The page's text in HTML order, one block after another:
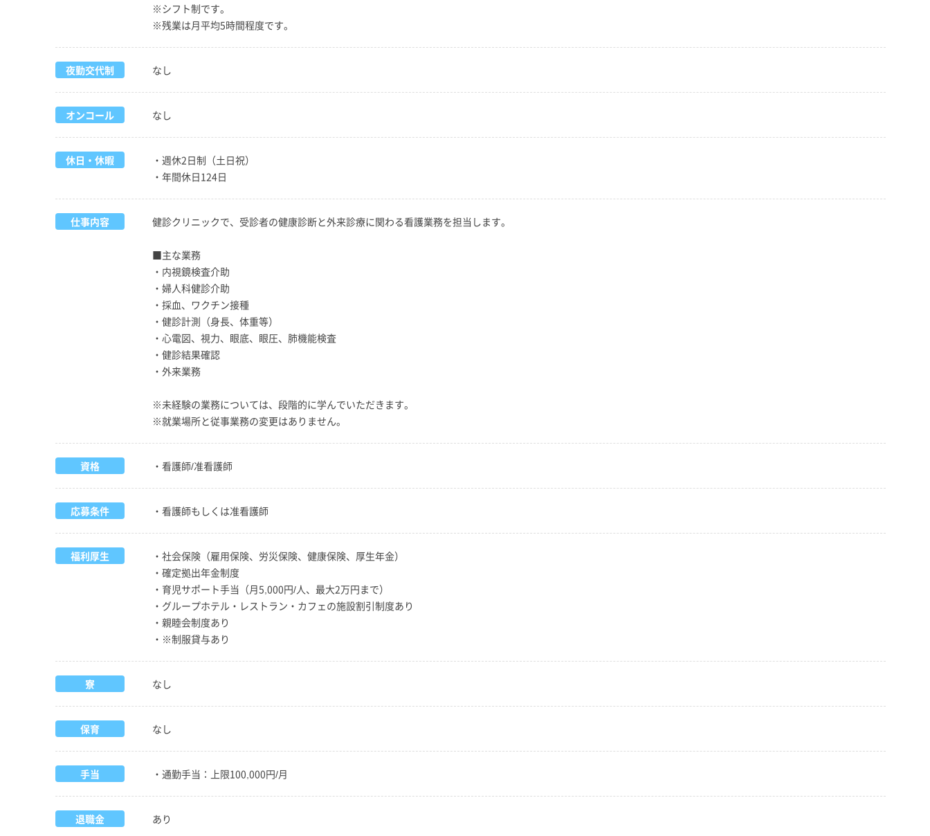
※シフト制です。
※残業は月平均5時間程度です。
夜勤交代制 なし
オンコール なし
休日・休暇
・週休2日制（土日祝）
・年間休日124日
仕事内容 健診クリニックで、受診者の健康診断と外来診療に関わる看護業務を担当します。
■主な業務
・内視鏡検査介助
・婦人科健診介助
・採血、ワクチン接種
・健診計測（身長、体重等）
・心電図、視力、眼底、眼圧、肺機能検査
・健診結果確認
・外来業務
※未経験の業務については、段階的に学んでいただきます。
※就業場所と従事業務の変更はありません。
資格 ・看護師/准看護師
応募条件 ・看護師もしくは准看護師
福利厚生
・社会保険（雇用保険、労災保険、健康保険、厚生年金）
・確定拠出年金制度
・育児サポート手当（月5,000円/人、最大2万円まで）
・グループホテル・レストラン・カフェの施設割引制度あり
・親睦会制度あり
・※制服貸与あり
寮 なし
保育 なし
手当 ・通勤手当：上限100,000円/月
退職金 あり